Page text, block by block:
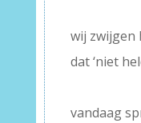
wij zwijgen
dat ‘niet
vandaag